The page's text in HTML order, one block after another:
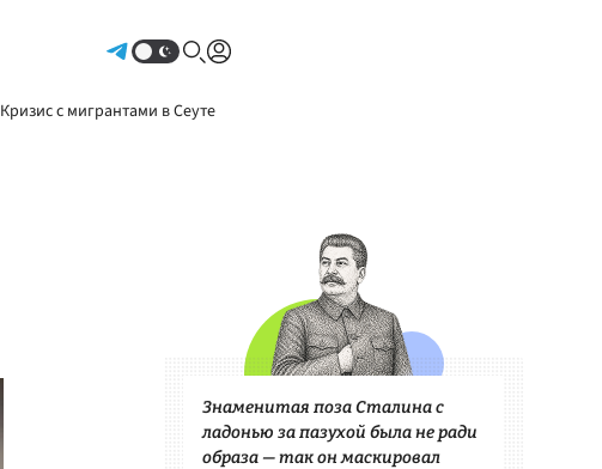
Кризис с мигрантами в Сеуте
Знаменитая поза Сталина с
ладонью за пазухой была не ради
образа — так он маскировал